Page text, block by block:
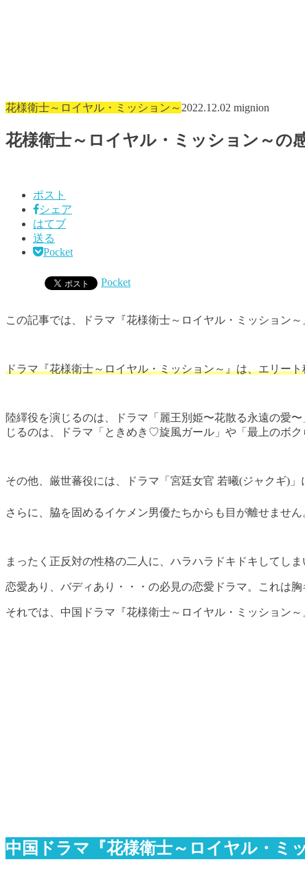
花様衛士～ロイヤル・ミッション～ 2022.12.02 mignion
花様衛士～ロイヤル・ミッション～の
ポスト
シェア
はてブ
送る
Pocket
Pocket
この記事では、ドラマ『花様衛士～ロイヤル・ミッション
ドラマ『花様衛士～ロイヤル・ミッション～』は、エリー
陸繹役を演じるのは、ドラマ「麗王別姫〜花散る永遠の愛
じるのは、ドラマ「ときめき♡旋風ガール」や「最上のボ
その他、厳世蕃役には、ドラマ「宮廷女官 若曦(ジャクギ)
さらに、脇を固めるイケメン男優たちからも目が離せません
まったく正反対の性格の二人に、ハラハラドキドキしてしま
恋愛あり、バディあり・・・の必見の恋愛ドラマ。これは胸
それでは、中国ドラマ『花様衛士～ロイヤル・ミッション
中国ドラマ『花様衛士～ロイヤル・ミ